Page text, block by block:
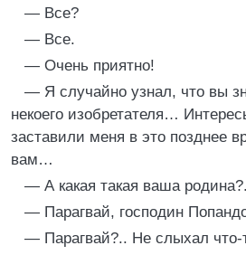
— Все?
— Все.
— Очень приятно!
— Я случайно узнал, что вы
некоего изобретателя…
заставили меня в это позднее
вам…
— А какая такая ваша
— Парагвай, господин
— Парагвай?.. Не слыхал